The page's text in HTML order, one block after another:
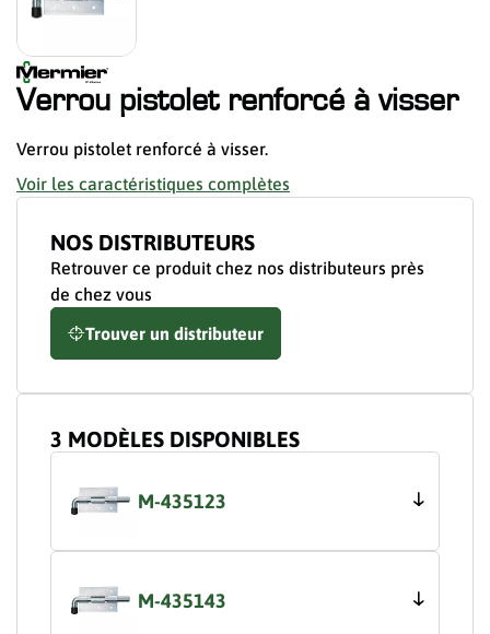
Verrou pistolet renforcé à visser
Verrou pistolet renforcé à visser.
Voir les caractéristiques complètes
NOS DISTRIBUTEURS
Retrouver ce produit chez nos distributeurs près
de chez vous
Trouver un distributeur
3 MODÈLES DISPONIBLES
M-435123
M-435143